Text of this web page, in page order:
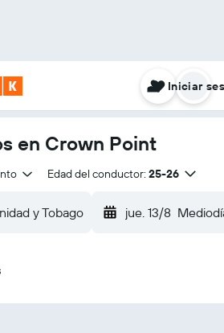
Iniciar
en Crown Point
Edad del conductor: 25-26
y Tobago jue. 13/8